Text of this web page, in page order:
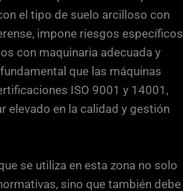
el tipo de suelo arcilloso con
impone riesgos específicos
con maquinaria adecuada y
que las máquinas
ISO 9001 y 14001,
elevado en la calidad y gestión
se utiliza en esta zona no solo
sino que también debe